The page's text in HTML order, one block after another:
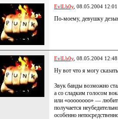
EvlLb0y, 08.05.2004 12:01
По-моему, девушку
EvlLb0y, 08.05.2004 12:48
Ну вот что я могу
Звук банды возможно
а со сладким голосом
или «оооооооо» —
получается
особенно